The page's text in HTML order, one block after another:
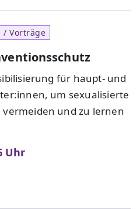
/ Vorträge
für haupt- und
um sexualisierte
und zu lernen
Uhr